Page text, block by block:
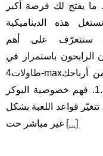
ما يفتح لك فرصة أكبر
هذه الديناميكية
ستتعرّف على أهم
الرابحون باستمرار في
طاولات4-maxأونلاين، وكيف تكيّف أسلوبك لتزيد من أرباحك
وتخفّض خسائرك على المدى الطويل.1. فهم خصوصية البوكر
طاولة 4 لاعبين، تتغيّر قواعد اللعبة بشكل
غير مباشر حت [...]